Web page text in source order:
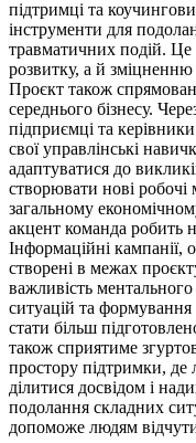
підтримці та
інструменти для
травматичних подій.
розвитку, а й
Проєкт також
середнього бізнесу.
підприємці та
свої управлінські
адаптуватися до
створювати нові
загальному
акцент команда робить
Інформаційні кампанії,
створені в межах
важливість
ситуацій та формування
стати більш
також сприятиме
простору підтримки,
ділитися досвідом і
подолання складних
допоможе людям